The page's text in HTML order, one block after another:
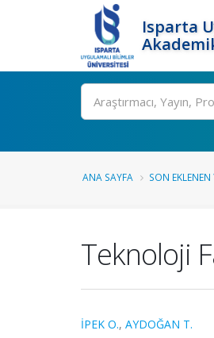
Isparta
Ara
ANA SAYFA SON EKLENEN
Teknoloji
İPEK O., AYDOĞAN T.